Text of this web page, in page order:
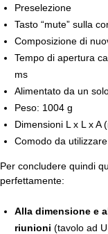
Preselezione
Tasto “mute” sulla
Composizione di
Tempo di apertura
ms
Alimentato da un
Peso: 1004 g
Dimensioni L x L x A
Comodo da
Per concludere quindi
perfettamente:
Alla dimensione e
riunioni (tavolo ad